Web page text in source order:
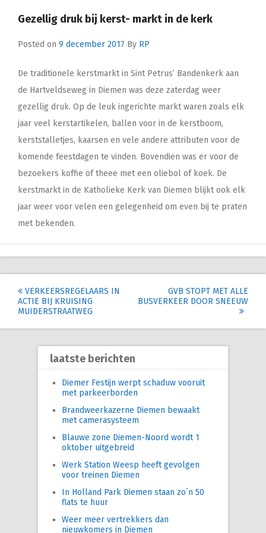
Gezellig druk bij kerst- markt in de kerk
Posted on 9 december 2017 By RP
De traditionele kerstmarkt in Sint Petrus’ Bandenkerk aan
de Hartveldseweg in Diemen was deze zaterdag weer
gezellig druk. Op de leuk ingerichte markt waren zoals elk
jaar veel kerstartikelen, ballen voor in de kerstboom,
kerststalletjes, kaarsen en vele andere attributen voor de
komende feestdagen te vinden. Bovendien was er voor de
bezoekers koffie of theee met een oliebol of koek. De
kerstmarkt in de Katholieke Kerk van Diemen blijkt ook elk
jaar weer voor velen een gelegenheid om even bij te praten
met bekenden.
Post
navigation
VERKEERSREGELAARS IN
ACTIE BIJ KRUISING
MUIDERSTRAATWEG
GVB STOPT MET ALLE
BUSVERKEER DOOR SNEEUW
laatste berichten
Diemer Festijn werpt schaduw vooruit
met parkeerborden
Brandweerkazerne Diemen bewaakt
met camerasysteem
Blauwe zone Diemen-Noord wordt 1
oktober uitgebreid
Werk Station Weesp heeft gevolgen
voor treinen Diemen
In Holland Park Diemen staan zo´n 50
flats te huur
Weer meer vertrekkers dan
nieuwkomers in Diemen